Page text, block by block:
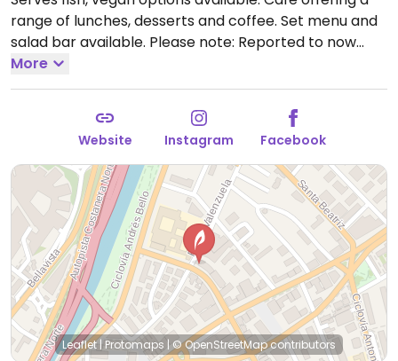
range of lunches, desserts and coffee. Set menu and
salad bar available. Please note: Reported to now
serve fish and eggs June 2024. Previously called
Sweetfran.Open Mon-Sun 11:00am-6:00pm.
More
Website Instagram Facebook
Leaflet| Protomaps |© OpenStreetMapcontributors